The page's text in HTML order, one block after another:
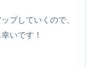
プしていくので、
いです！